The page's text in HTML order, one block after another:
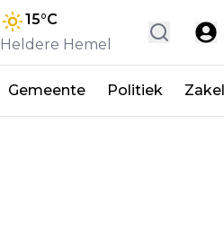
15°C
Heldere Hemel
Gemeente Politiek